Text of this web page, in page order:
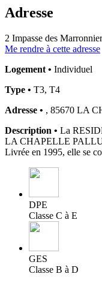
Adresse
2 Impasse des
Me rendre à cette adresse
Logement • Individuel
Type • T3, T4
Adresse • , 85670 LA
Description • La
LA CHAPELLE
Livrée en 1995, elle se
DPE
Classe C à E
GES
Classe B à D